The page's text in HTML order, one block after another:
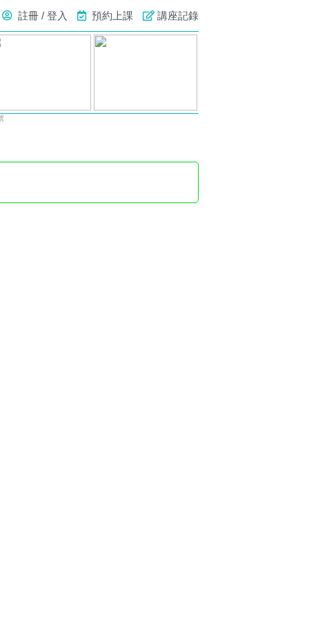
註冊 / 登入 預約上課 講座記錄